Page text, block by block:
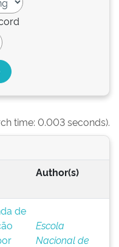
time: 0.003 seconds).
Author(s)
de
Escola
Nacional de